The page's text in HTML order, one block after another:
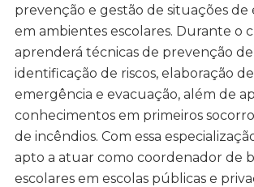
prevenção e gestão de situações de
em ambientes escolares. Durante o
aprenderá técnicas de prevenção
identificação de riscos, elaboração
emergência e evacuação, além de
conhecimentos em primeiros
de incêndios. Com essa
apto a atuar como coordenador de
escolares em escolas públicas e